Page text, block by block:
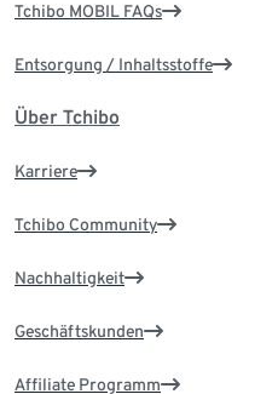
Tchibo MOBIL FAQs
Entsorgung / Inhaltsstoffe
Über Tchibo
Karriere
Tchibo Community
Nachhaltigkeit
Geschäftskunden
Affiliate Programm